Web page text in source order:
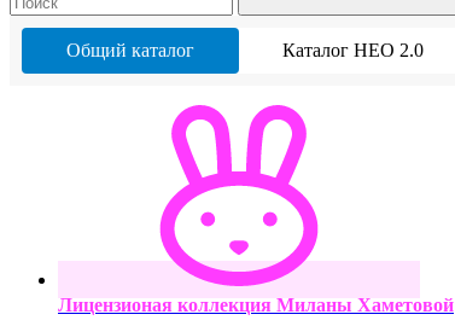
Общий каталог Каталог НЕО 2.0
Лицензионая коллекция Миланы Хаметовой